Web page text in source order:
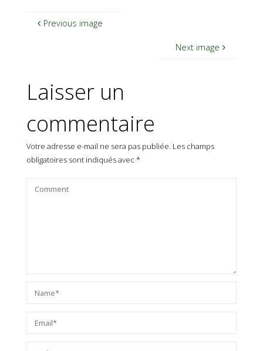
Previous image
Next image
Laisser un
commentaire
Votre adresse e-mail ne sera pas publiée. Les champs
obligatoires sont indiqués avec *